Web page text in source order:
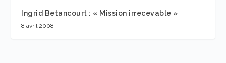
Ingrid Betancourt : « Mission irrecevable »
8 avril 2008